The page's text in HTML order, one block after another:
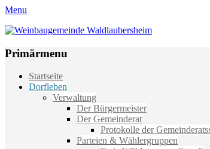
Menu
Weinbaugemeinde Waldlaubersheim
Primärmenu
Weiter
zum
Startseite
Dorfleben
Verwaltung
Der Bürgermeister
Der Gemeinderat
Protokolle der
Parteien & Wählergruppen